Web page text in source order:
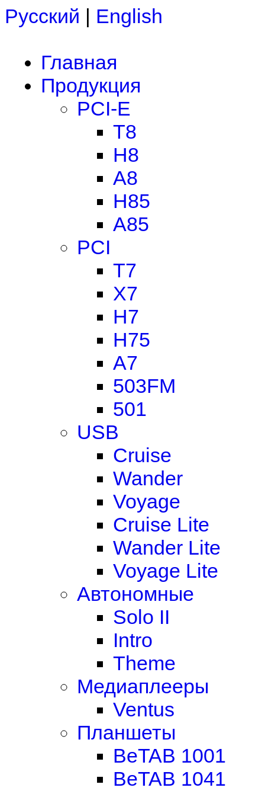
Русский | English
Главная
Продукция
PCI-E
T8
H8
A8
H85
A85
PCI
T7
X7
H7
H75
A7
503FM
501
USB
Cruise
Wander
Voyage
Cruise Lite
Wander Lite
Voyage Lite
Автономные
Solo II
Intro
Theme
Медиаплееры
Ventus
Планшеты
BeTAB 1001
BeTAB 1041